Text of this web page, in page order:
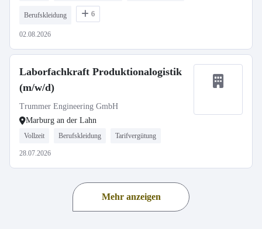
Berufskleidung 6
02.08.2026
Laborfachkraft Produktionalogistik
(m/w/d)
Trummer Engineering GmbH
Marburg an der Lahn
Vollzeit Berufskleidung Tarifvergütung
28.07.2026
Mehr anzeigen